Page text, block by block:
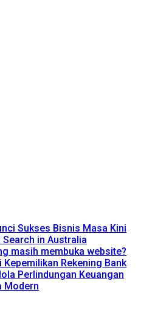
Sukses Bisnis Masa Kini
in Australia
masih membuka website?
Kepemilikan Rekening Bank
Perlindungan Keuangan
Modern